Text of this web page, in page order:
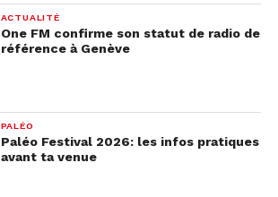
ACTUALITÉ
One FM confirme son statut de radio de
référence à Genève
PALÉO
Paléo Festival 2026: les infos pratiques
avant ta venue